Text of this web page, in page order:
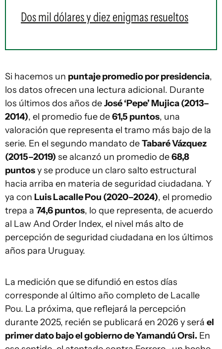
Dos mil dólares y diez enigmas resueltos
Si hacemos un puntaje promedio por presidencia,
los datos ofrecen una lectura adicional. Durante
los últimos dos años deJosé ‘Pepe’ Mujica(2013–
2014), el promedio fue de61,5 puntos, una
valoración que representa el tramo más bajo de la
serie. En el segundo mandato deTabaré Vázquez
(2015–2019) se alcanzó un promedio de68,8
puntosy se produce un claro salto estructural
hacia arriba en materia de seguridad ciudadana. Y
ya con Luis Lacalle Pou (2020–2024), el promedio
trepa a 74,6 puntos, lo que representa, de acuerdo
al Law And Order Index, el nivel más alto de
percepción de seguridad ciudadana en los últimos
años para Uruguay.
La medición que se difundió en estos días
corresponde al último año completo de Lacalle
Pou. La próxima, que reflejará la percepción
durante 2025, recién se publicará en 2026 y será el
primer dato bajo el gobierno de Yamandú Orsi. En